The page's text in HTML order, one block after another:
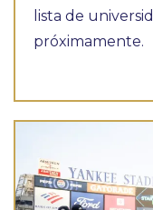
lista de
próximamente.